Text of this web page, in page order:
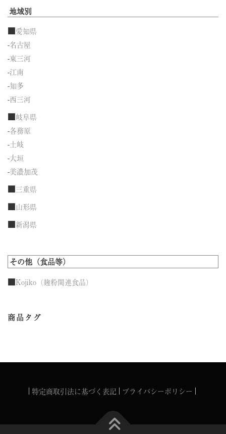
地域別
■愛知県
-名古屋
-東三河
-江南
-知多
-西三河
■岐阜県
-各務原
-土岐
-大垣
-美濃加茂
■三重県
■山形県
■新潟県
その他（食品等）
■Kojiko（麹粉関連食品）
商品タグ
特定商取引法に基づく表記 プライバシーポリシー